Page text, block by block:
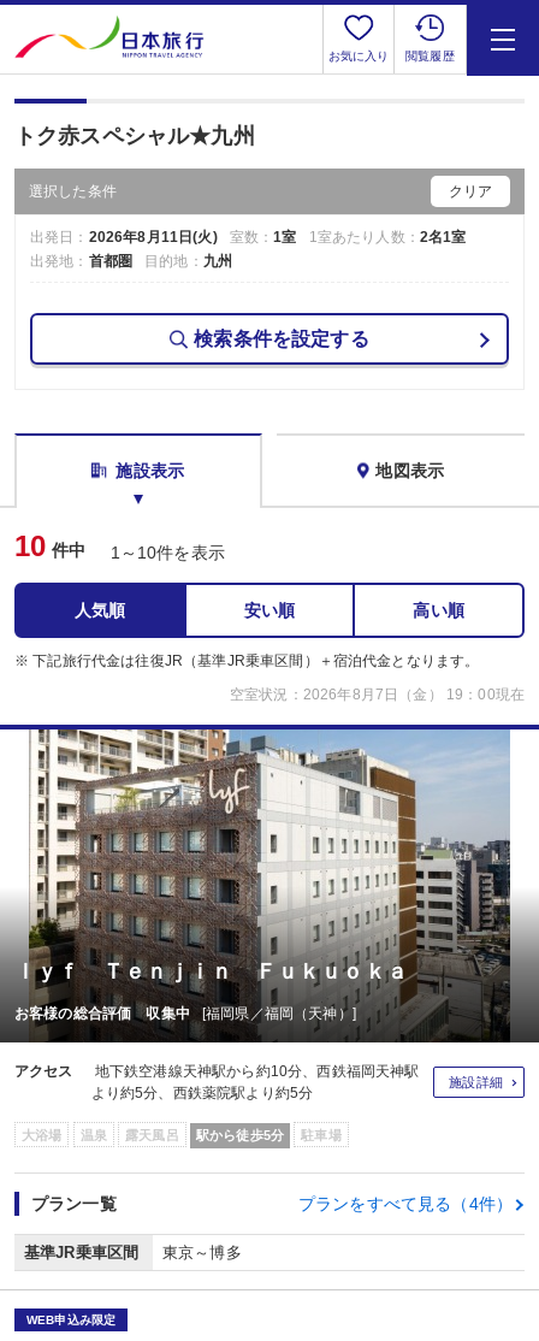
お気に入り 閲覧履歴
トク赤スペシャル★九州
選択した条件 クリア
出発日： 2026年8月11日(火) 室数：1室 1室あたり人数： 2名1室
出発地： 首都圏 目的地： 九州
検索条件を設定する
施設表示 地図表示
10 件中 1～10件を表示
人気順 安い順 高い順
※ 下記旅行代金は往復JR（基準JR乗車区間）＋宿泊代金となります。
空室状況：2026年8月7日（金） 19：00現在
ｌｙｆ Ｔｅｎｊｉｎ Ｆｕｋｕｏｋａ
お客様の総合評価 収集中 [福岡県／福岡（天神）]
アクセス
地下鉄空港線天神駅から約10分、西鉄福岡天神駅
より約5分、西鉄薬院駅より約5分
施設詳細
大浴場 温泉 露天風呂 駅から徒歩5分 駐車場
プラン一覧 プランをすべて見る（4件）
基準JR乗車区間 東京～博多
WEB申込み限定